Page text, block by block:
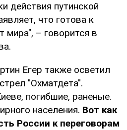
действия путинской
что готова к
мира", – говорится в
Егер также осветил
"Охматдета".
погибшие, раненые.
населения. Вот как
России к переговорам